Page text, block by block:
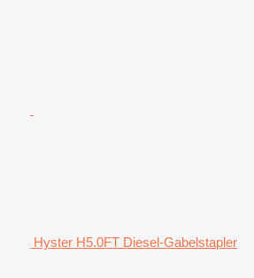
Hyster H5.0FT Diesel-Gabelstapler